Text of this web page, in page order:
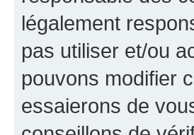
légalement
pas utiliser et/ou
pouvons modifier
essaierons de